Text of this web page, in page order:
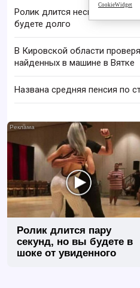
Ролик длится несколько
будете долго
В Кировской области
найденных в машине в Вятке
Названа средняя пенсия по
Ролик длится пару
секунд, но вы будете в
шоке от увиденного
CookieWidget